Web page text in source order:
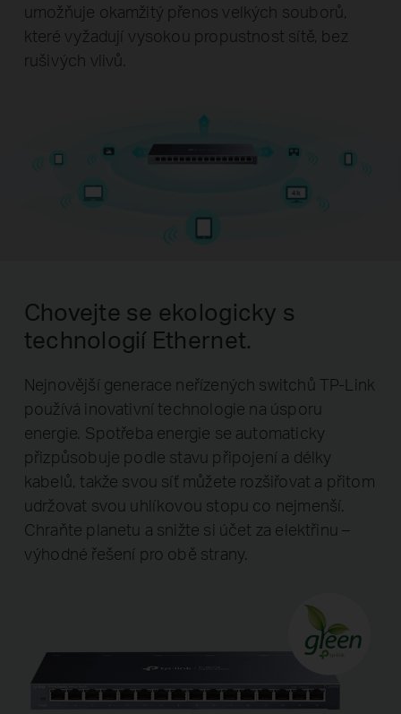
umožňuje okamžitý přenos velkých souborů,
které vyžadují vysokou propustnost sítě, bez
rušivých vlivů.
Chovejte se ekologicky s
technologií Ethernet.
Nejnovější generace neřízených switchů TP-Link
používá inovativní technologie na úsporu
energie. Spotřeba energie se automaticky
přizpůsobuje podle stavu připojení a délky
kabelů, takže svou síť můžete rozšiřovat a přitom
udržovat svou uhlíkovou stopu co nejmenší.
Chraňte planetu a snižte si účet za elektřinu –
výhodné řešení pro obě strany.